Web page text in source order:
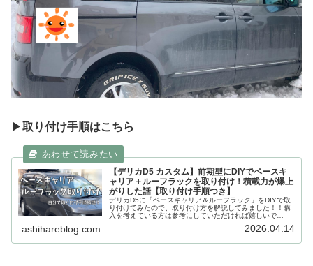
▶取り付け手順はこちら
【デリカD5 カスタム】前期型にDIYでベースキ
ャリア＋ルーフラックを取り付け！積載力が爆上
がりした話【取り付け手順つき】
デリカD5に「ベースキャリア＆ルーフラック」をDIYで取
り付けてみたので、取り付け方を解説してみました！！購
入を考えている方は参考にしていただければ嬉しいで
ashihareblog.com 2026.04.14